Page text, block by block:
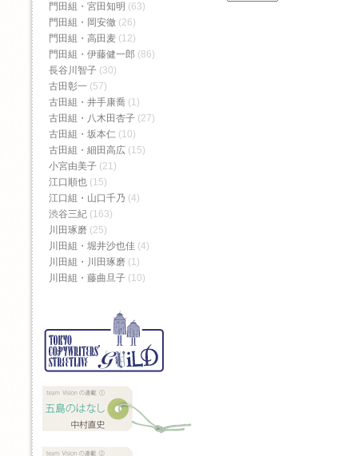
門田組・宮田知明 (63)
門田組・岡安徹 (26)
門田組・高田麦 (12)
門田組・伊藤健一郎 (86)
長谷川智子 (30)
古田彰一 (57)
古田組・井手康喬 (1)
古田組・八木田杏子 (27)
古田組・坂本仁 (10)
古田組・細田高広 (15)
小宮由美子 (21)
江口順也 (15)
江口組・山口千乃 (4)
渋谷三紀 (163)
川田琢磨 (25)
川田組・堀井沙也佳 (4)
川田組・川田琢磨 (1)
川田組・藤曲旦子 (10)